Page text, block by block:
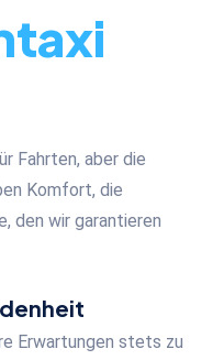
Fahrten, aber die
Komfort, die
den wir garantieren
Erwartungen stets zu